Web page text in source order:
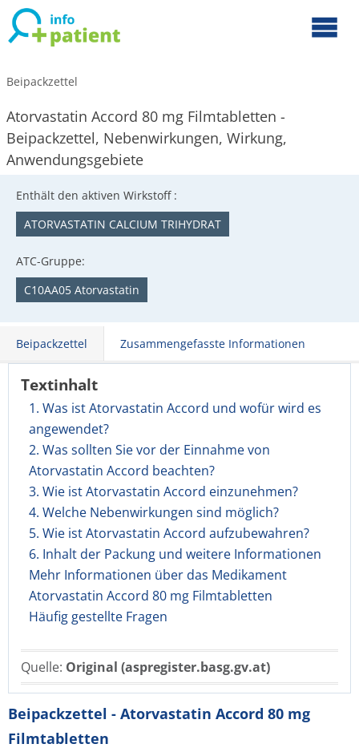
Beipackzettel
Atorvastatin Accord 80 mg Filmtabletten -
Beipackzettel, Nebenwirkungen, Wirkung,
Anwendungsgebiete
Enthält den aktiven Wirkstoff :
ATORVASTATIN CALCIUM TRIHYDRAT
ATC-Gruppe:
C10AA05 Atorvastatin
Beipackzettel Zusammengefasste Informationen
Textinhalt
1. Was ist Atorvastatin Accord und wofür wird es
angewendet?
2. Was sollten Sie vor der Einnahme von
Atorvastatin Accord beachten?
3. Wie ist Atorvastatin Accord einzunehmen?
4. Welche Nebenwirkungen sind möglich?
5. Wie ist Atorvastatin Accord aufzubewahren?
6. Inhalt der Packung und weitere Informationen
Mehr Informationen über das Medikament
Atorvastatin Accord 80 mg Filmtabletten
Häufig gestellte Fragen
Quelle: Original (aspregister.basg.gv.at)
Beipackzettel - Atorvastatin Accord 80 mg
Filmtabletten